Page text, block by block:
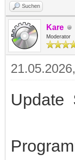
Suchen
Kare
Moderator
Update